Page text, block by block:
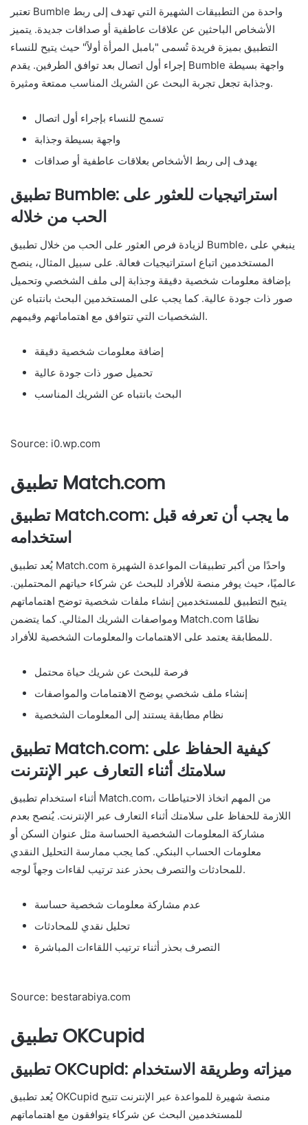
تعتبر Bumble واحدة من التطبيقات الشهيرة التي تهدف إلى ربط
الأشخاص الباحثين عن علاقات عاطفية أو صداقات جديدة. يتميز
التطبيق بميزة فريدة تُسمى "بامبل المرأة أولاً" حيث يتيح للنساء
إجراء أول اتصال بعد توافق الطرفين. يقدم Bumble واجهة بسيطة
وجذابة تجعل تجربة البحث عن الشريك المناسب ممتعة ومثيرة.
تسمح للنساء بإجراء أول اتصال
واجهة بسيطة وجذابة
يهدف إلى ربط الأشخاص بعلاقات عاطفية أو صداقات
تطبيق Bumble: استراتيجيات للعثور على
الحب من خلاله
لزيادة فرص العثور على الحب من خلال تطبيق Bumble، ينبغي على
المستخدمين اتباع استراتيجيات فعالة. على سبيل المثال، ينصح
بإضافة معلومات شخصية دقيقة وجذابة إلى ملف الشخصي وتحميل
صور ذات جودة عالية. كما يجب على المستخدمين البحث بانتباه عن
الشخصيات التي تتوافق مع اهتماماتهم وقيمهم.
إضافة معلومات شخصية دقيقة
تحميل صور ذات جودة عالية
البحث بانتباه عن الشريك المناسب
Source: i0.wp.com
تطبيق Match.com
تطبيق Match.com: ما يجب أن تعرفه قبل
استخدامه
يُعد تطبيق Match.com واحدًا من أكبر تطبيقات المواعدة الشهيرة
عالميًا، حيث يوفر منصة للأفراد للبحث عن شركاء حياتهم المحتملين.
يتيح التطبيق للمستخدمين إنشاء ملفات شخصية توضح اهتماماتهم
ومواصفات الشريك المثالي. كما يتضمن Match.com نظامًا
للمطابقة يعتمد على الاهتمامات والمعلومات الشخصية للأفراد.
فرصة للبحث عن شريك حياة محتمل
إنشاء ملف شخصي يوضح الاهتمامات والمواصفات
نظام مطابقة يستند إلى المعلومات الشخصية
تطبيق Match.com: كيفية الحفاظ على
سلامتك أثناء التعارف عبر الإنترنت
أثناء استخدام تطبيق Match.com، من المهم اتخاذ الاحتياطات
اللازمة للحفاظ على سلامتك أثناء التعارف عبر الإنترنت. يُنصح بعدم
مشاركة المعلومات الشخصية الحساسة مثل عنوان السكن أو
معلومات الحساب البنكي. كما يجب ممارسة التحليل النقدي
للمحادثات والتصرف بحذر عند ترتيب لقاءات وجهاً لوجه.
عدم مشاركة معلومات شخصية حساسة
تحليل نقدي للمحادثات
التصرف بحذر أثناء ترتيب اللقاءات المباشرة
Source: bestarabiya.com
تطبيق OKCupid
تطبيق OKCupid: ميزاته وطريقة الاستخدام
يُعد تطبيق OKCupid منصة شهيرة للمواعدة عبر الإنترنت تتيح
للمستخدمين البحث عن شركاء يتوافقون مع اهتماماتهم